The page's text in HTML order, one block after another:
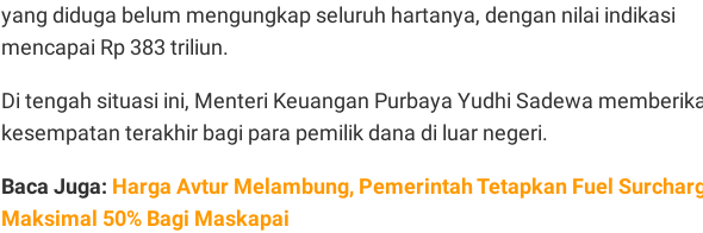
yang diduga belum mengungkap seluruh hartanya, dengan nilai indikasi
mencapai Rp 383 triliun.
Di tengah situasi ini, Menteri Keuangan Purbaya Yudhi Sadewa
kesempatan terakhir bagi para pemilik dana di luar negeri.
Baca Juga: Harga Avtur Melambung, Pemerintah Tetapkan Fuel
Maksimal 50% Bagi Maskapai